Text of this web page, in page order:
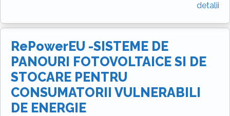
detalii
RePowerEU -SISTEME DE
PANOURI FOTOVOLTAICE SI DE
STOCARE PENTRU
CONSUMATORII VULNERABILI
DE ENERGIE